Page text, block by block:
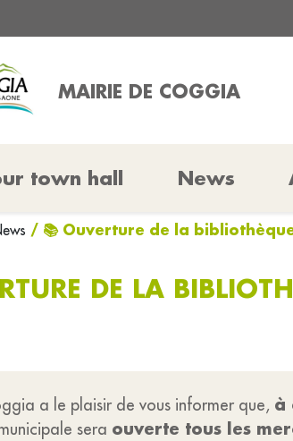
MAIRIE DE COGGIA
town hall News
/ 📚 Ouverture de la
DE LA
a le plaisir de vous informer que, à
sera ouverte tous les